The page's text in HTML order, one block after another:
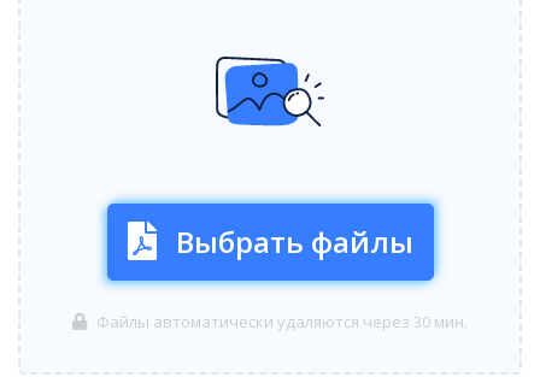
Выбрать файлы
Файлы автоматически удаляются через 30 мин.